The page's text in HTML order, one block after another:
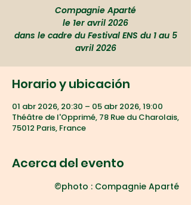
Compagnie Aparté
le 1er avril 2026
dans le cadre du Festival ENS du 1 au 5
avril 2026
Horario y ubicación
01 abr 2026, 20:30 – 05 abr 2026, 19:00
Théâtre de l'Opprimé, 78 Rue du Charolais,
75012 Paris, France
Acerca del evento
©photo : Compagnie Aparté